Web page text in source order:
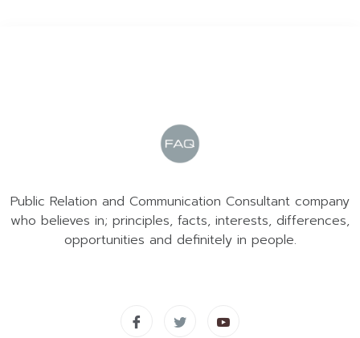
Public Relation and Communication Consultant company
who believes in; principles, facts, interests, differences,
opportunities and definitely in people.